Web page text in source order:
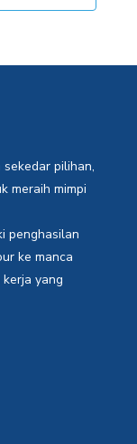
pilihan,
meraih mimpi
penghasilan
ke manca
yang